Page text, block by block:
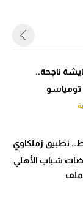
ناجحة..
تطبيق زملكاوي
شباب الأهلي